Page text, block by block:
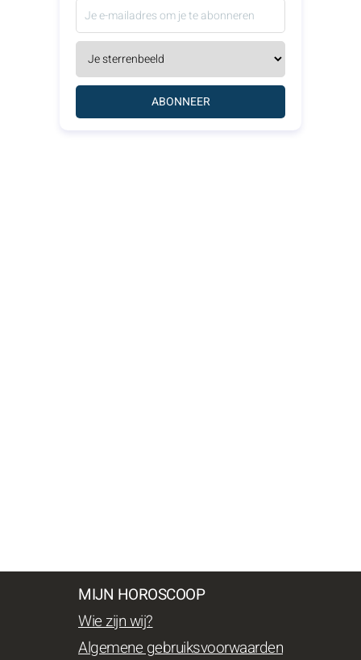
ABONNEER
MIJN HOROSCOOP
Wie zijn wij?
Algemene gebruiksvoorwaarden